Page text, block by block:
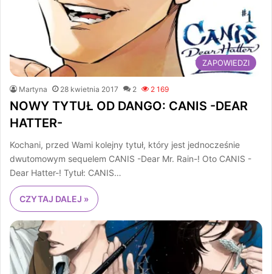
ZAPOWIEDZI
Martyna 28 kwietnia 2017 2 2 169
NOWY TYTUŁ OD DANGO: CANIS -DEAR
HATTER-
Kochani, przed Wami kolejny tytuł, który jest jednocześnie
dwutomowym sequelem CANIS -Dear Mr. Rain-! Oto CANIS -
Dear Hatter-! Tytuł: CANIS…
CZYTAJ DALEJ »